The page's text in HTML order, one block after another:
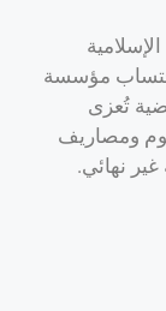
مؤسسة
تُعزى
ومصاريف
نهائي.